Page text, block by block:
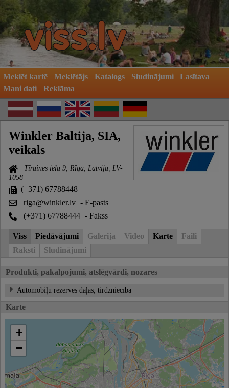
Meklēt kartē Meklētājs Katalogs Sludinājumi
Lasītava
Mani dati
Reklāma
Winkler Baltija, SIA,
veikals
Tīraines iela 9, Rīga, Latvija, LV-
1058
(+371) 67788448
riga@winkler.lv - E-pasts
(+371) 67788444 - Fakss
Viss Piedāvājumi Galerija Video Karte
Faili
Raksti
Sludinājumi
Produkti, pakalpojumi, atslēgvārdi, nozares
Automobiļu rezerves daļas, tirdzniecība
Karte
+
−